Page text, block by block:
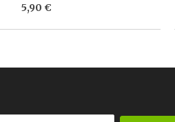
5,90 €